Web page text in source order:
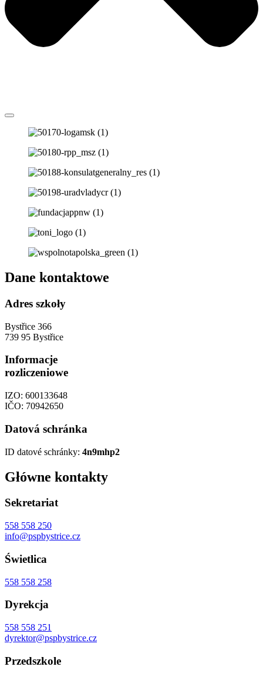
Dane kontaktowe
Adres szkoły
Bystřice 366
739 95 Bystřice
Informacje
rozliczeniowe
IZO: 600133648
IČO: 70942650
Datová schránka
ID datové schránky: 4n9mhp2
Główne kontakty
Sekretariat
558 558 250
info@pspbystrice.cz
Świetlica
558 558 258
Dyrekcja
558 558 251
dyrektor@pspbystrice.cz
Przedszkole